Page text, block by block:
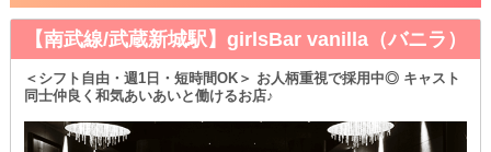
【南武線/武蔵新城駅】girlsBar vanilla（バニラ）
＜シフト自由・週1日・短時間OK＞ お人柄重視で採用中◎ キャスト
同士仲良く和気あいあいと働けるお店♪